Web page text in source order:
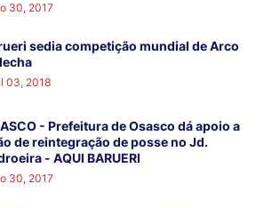
30, 2017
sedia competição mundial de Arco
03, 2018
- Prefeitura de Osasco dá apoio a
de reintegração de posse no Jd.
- AQUI BARUERI
30, 2017